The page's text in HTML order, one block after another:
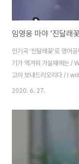
임영웅 마야 ‘진달래
인기곡 ‘진달래꽃’로 영
기가 역겨워 가실때에는
고이 보내드리오리다 / I
워 가실때에는 / When
have left me 이젠 그대
바라보며 살아온 내가 /
2020. 6. 27.